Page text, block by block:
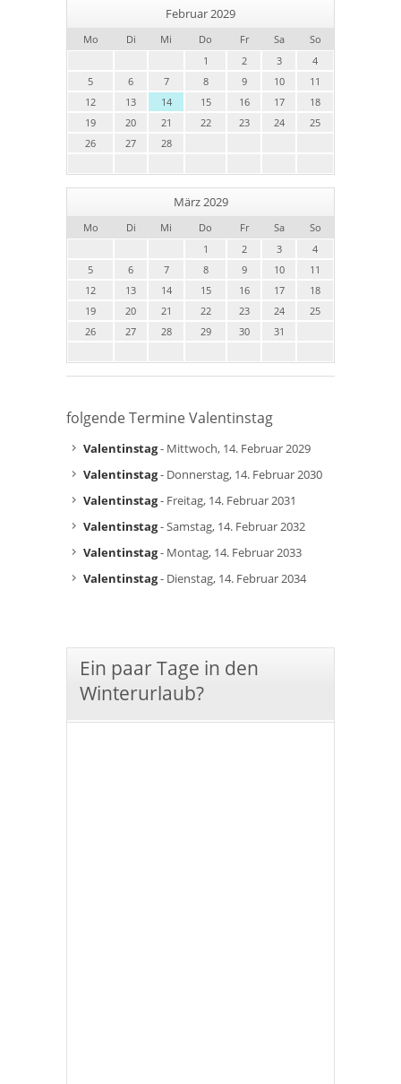
Februar 2029
Mo Di Mi Do Fr Sa
So
1
2 3
4
5
6 7 8 9 10
11
12
13 14 15 16 17
18
19
20 21 22 23 24
25
26
27 28
März 2029
Mo Di Mi Do Fr Sa
So
1
2 3
4
5
6 7 8 9 10
11
12
13 14 15 16 17
18
19
20 21 22 23 24
25
26
27 28 29 30 31
folgende Termine Valentinstag
Valentinstag- Mittwoch, 14. Februar 2029
Valentinstag- Donnerstag, 14. Februar 2030
Valentinstag- Freitag, 14. Februar 2031
Valentinstag- Samstag, 14. Februar 2032
Valentinstag- Montag, 14. Februar 2033
Valentinstag- Dienstag, 14. Februar 2034
Ein paar Tage in den
Winterurlaub?